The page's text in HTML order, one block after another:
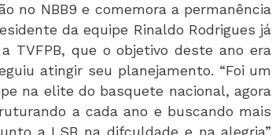
no NBB9 e comemora a permanência
da equipe Rinaldo Rodrigues já
TVFPB, que o objetivo deste ano era
atingir seu planejamento. “Foi um
na elite do basquete nacional, agora
a cada ano e buscando mais